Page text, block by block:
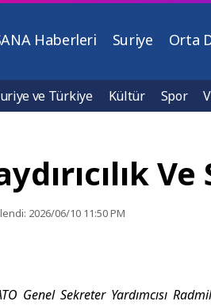
Haberleri Suriye Orta
ve Türkiye Kültür Spor
2026/06/10 11:50 PM
Genel Sekreter Yardımcısı